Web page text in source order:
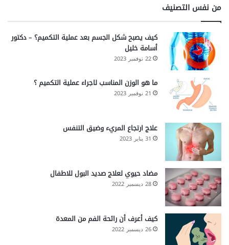
من نفس التصنيف
كيف يصبح شكل الجسم بعد عملية التكميم؟ – دكتور
أسامة خليل
22 نوفمبر 2023
ما هو الوزن المناسب لاجراء عملية التكميم ؟
21 نوفمبر 2023
علاج ارتجاع المريء وضيق التنفس
31 يناير 2023
مضاد حيوي لعلاج صديد البول للاطفال
28 ديسمبر 2022
كيف أعرف أن رائحة الفم من المعدة
26 ديسمبر 2022